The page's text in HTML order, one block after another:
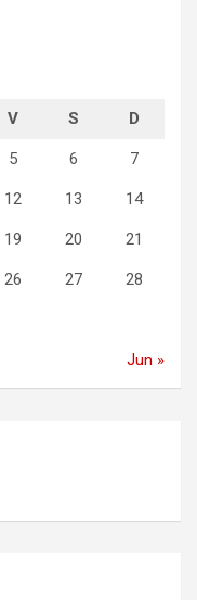
V S D
5 6 7
12 13 14
19 20 21
26 27 28
Jun »